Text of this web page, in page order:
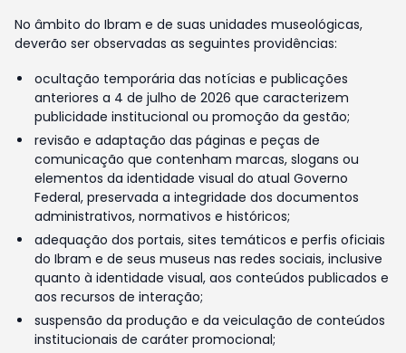
No âmbito do Ibram e de suas unidades museológicas,
deverão ser observadas as seguintes providências:
ocultação temporária das notícias e publicações
anteriores a 4 de julho de 2026 que caracterizem
publicidade institucional ou promoção da gestão;
revisão e adaptação das páginas e peças de
comunicação que contenham marcas, slogans ou
elementos da identidade visual do atual Governo
Federal, preservada a integridade dos documentos
administrativos, normativos e históricos;
adequação dos portais, sites temáticos e perfis oficiais
do Ibram e de seus museus nas redes sociais, inclusive
quanto à identidade visual, aos conteúdos publicados e
aos recursos de interação;
suspensão da produção e da veiculação de conteúdos
institucionais de caráter promocional;